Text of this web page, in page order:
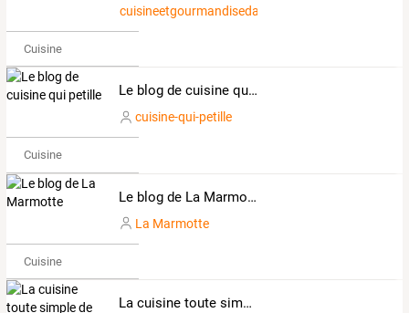
cuisineetgourmandisedaurelie
Cuisine
Le blog de cuisine qui petille
cuisine-qui-petille
Cuisine
Le blog de La Marmotte
La Marmotte
Cuisine
La cuisine toute simple de Mamita